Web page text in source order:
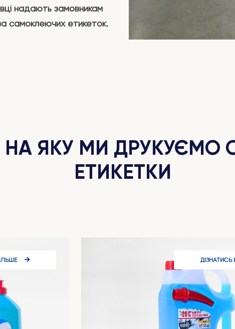
надають замовникам
самоклеючих етикеток.
НА ЯКУ МИ ДРУКУЄМО
ЕТИКЕТКИ
ДІЗНАТИСЬ